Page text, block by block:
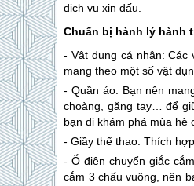
dịch vụ xin dấu.
Chuẩn bị hành lý hành
- Vật dụng cá nhân: Các
mang theo một số vật
- Quần áo: Bạn nên
choàng, găng tay… để
bạn đi khám phá mùa hè
- Giầy thể thao: Thích
- Ổ điện chuyển giắc
cắm 3 chấu vuông, nên